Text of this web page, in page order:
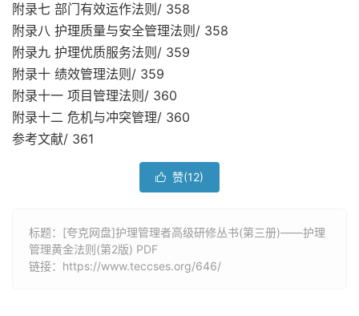
附录七 部门有效运作法则/ 358
附录八 护理质量与安全管理法则/ 358
附录九 护理优质服务法则/ 359
附录十 绩效管理法则/ 359
附录十一 项目管理法则/ 360
附录十二 危机与冲突管理/ 360
参考文献/ 361
 赞(12)
标题：[夸克网盘]护理管理者高级研修丛书(第三册)——护理
管理黄金法则(第2版) PDF
链接： https://www.teccses.org/646/